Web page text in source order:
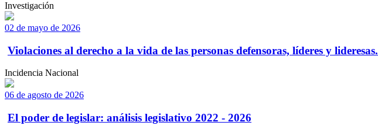
Investigación
02 de mayo de 2026
Violaciones al derecho a la vida de las personas defensoras, líderes y lideresas.
Incidencia Nacional
06 de agosto de 2026
El poder de legislar: análisis legislativo 2022 - 2026